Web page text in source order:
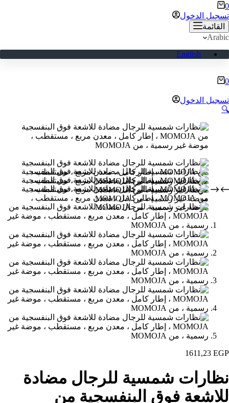
عربة
التسوق
0
تسجيل الدخول
القائمة
Arabic
English
عربة
0
تسجيل الدخول
🔍
1611,23 EGP
نظارات شمسية للرجال مضادة
للاشعة فوق البنفسجية من